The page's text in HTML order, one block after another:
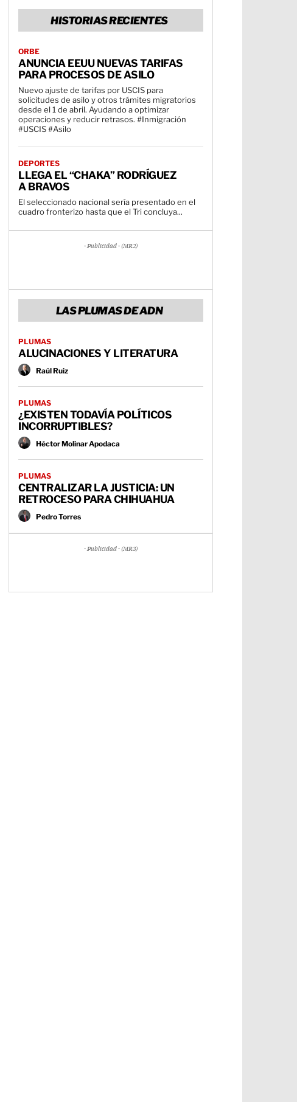
HISTORIAS RECIENTES
ORBE
ANUNCIA EEUU NUEVAS TARIFAS
PARA PROCESOS DE ASILO
Nuevo ajuste de tarifas por USCIS para
solicitudes de asilo y otros trámites migratorios
desde el 1 de abril. Ayudando a optimizar
operaciones y reducir retrasos. #Inmigración
#USCIS #Asilo
DEPORTES
LLEGA EL “CHAKA” RODRÍGUEZ
A BRAVOS
El seleccionado nacional sería presentado en el
cuadro fronterizo hasta que el Tri concluya...
- Publicidad - (MR2)
LAS PLUMAS DE ADN
PLUMAS
ALUCINACIONES Y LITERATURA
Raúl Ruiz
PLUMAS
¿EXISTEN TODAVÍA POLÍTICOS
INCORRUPTIBLES?
Héctor Molinar Apodaca
PLUMAS
CENTRALIZAR LA JUSTICIA: UN
RETROCESO PARA CHIHUAHUA
Pedro Torres
- Publicidad - (MR3)